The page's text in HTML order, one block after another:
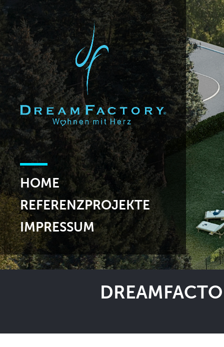
HOME
REFERENZPROJEKTE
IMPRESSUM